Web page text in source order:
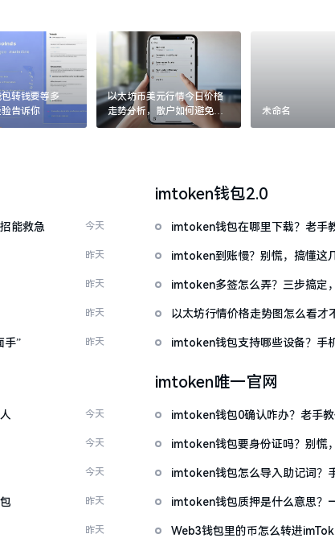
转钱要等多
告诉你
以太坊币美元行情今日价格
走势分析，散户如何避免追
涨杀跌被套牢
未命名
能救急 今天
昨天
昨天
昨天
手” 昨天
imtoken钱包2.0
imtoken钱包在哪里下载？老手
imtoken到账慢？别慌，搞懂这
imtoken多签怎么弄？三步搞定
以太坊行情价格走势图怎么看才
imtoken钱包支持哪些设备？手
今天
今天
今天
昨天
昨天
imtoken唯一官网
imtoken钱包0确认咋办？老手
imtoken钱包要身份证吗？别慌
imtoken钱包怎么导入助记词？
imtoken钱包质押是什么意思？
Web3钱包里的币怎么转进